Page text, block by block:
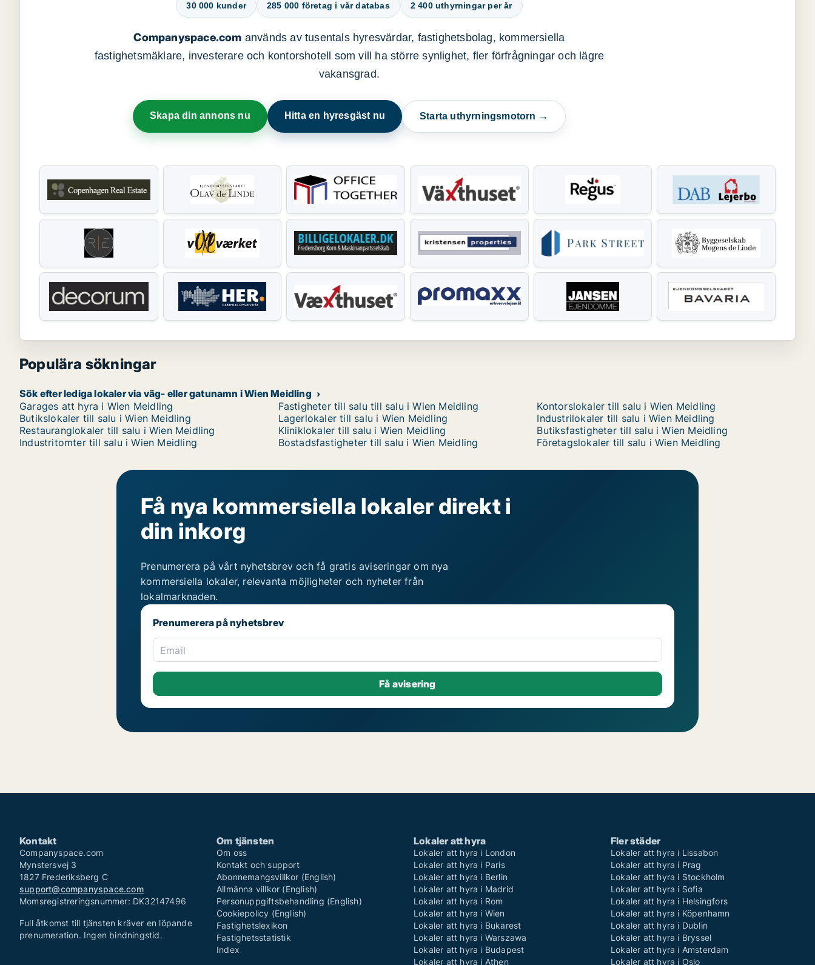
30 000 kunder 285 000 företag i vår databas 2 400 uthyrningar per år
Companyspace.com används av tusentals hyresvärdar, fastighetsbolag, kommersiella
fastighetsmäklare, investerare och kontorshotell som vill ha större synlighet, fler förfrågningar och lägre
vakansgrad.
Skapa din annons nu Hitta en hyresgäst nu Starta uthyrningsmotorn →
Populära sökningar
Sök efter lediga lokaler via väg- eller gatunamn i Wien Meidling
Garages att hyra i Wien Meidling
Fastigheter till salu till salu i Wien Meidling
Kontorslokaler till salu i Wien Meidling
Butikslokaler till salu i Wien Meidling
Lagerlokaler till salu i Wien Meidling
Industrilokaler till salu i Wien Meidling
Restauranglokaler till salu i Wien Meidling
Kliniklokaler till salu i Wien Meidling
Butiksfastigheter till salu i Wien Meidling
Industritomter till salu i Wien Meidling
Bostadsfastigheter till salu i Wien Meidling Företagslokaler till salu i Wien Meidling
Få nya kommersiella lokaler direkt i
din inkorg
Prenumerera på vårt nyhetsbrev och få gratis aviseringar om nya
kommersiella lokaler, relevanta möjligheter och nyheter från
lokalmarknaden.
Prenumerera på nyhetsbrev
Email
Kontakt
Companyspace.com
Mynstersvej 3
1827 Frederiksberg C
support@companyspace.com
Momsregistreringsnummer: DK32147496
Full åtkomst till tjänsten kräver en löpande
prenumeration. Ingen bindningstid.
Om tjänsten
Om oss
Kontakt och support
Abonnemangsvillkor (English)
Allmänna villkor (English)
Personuppgiftsbehandling (English)
Cookiepolicy (English)
Fastighetslexikon
Fastighetsstatistik
Index
Lokaler att hyra
Lokaler att hyra i London
Lokaler att hyra i Paris
Lokaler att hyra i Berlin
Lokaler att hyra i Madrid
Lokaler att hyra i Rom
Lokaler att hyra i Wien
Lokaler att hyra i Bukarest
Lokaler att hyra i Warszawa
Lokaler att hyra i Budapest
Lokaler att hyra i Athen
Fler städer
Lokaler att hyra i Lissabon
Lokaler att hyra i Prag
Lokaler att hyra i Stockholm
Lokaler att hyra i Sofia
Lokaler att hyra i Helsingfors
Lokaler att hyra i Köpenhamn
Lokaler att hyra i Dublin
Lokaler att hyra i Bryssel
Lokaler att hyra i Amsterdam
Lokaler att hyra i Oslo